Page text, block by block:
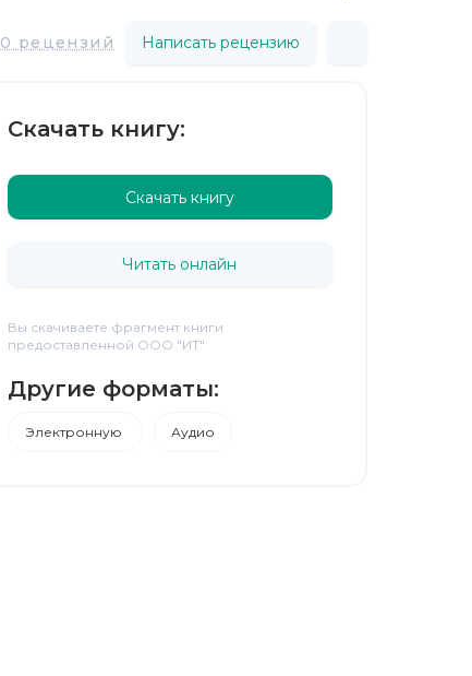
0 рецензий Написать рецензию
Скачать книгу:
Скачать книгу
Читать онлайн
Вы скачиваете фрагмент книги
предоставленной ООО "ИТ"
Другие форматы:
Электронную Аудио